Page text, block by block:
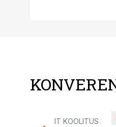
IT KOOLITUS